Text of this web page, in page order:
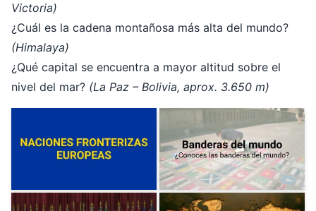
Victoria)
¿Cuál es la cadena montañosa más alta del mundo?
(Himalaya)
¿Qué capital se encuentra a mayor altitud sobre el
nivel del mar? (La Paz – Bolivia, aprox. 3.650 m)